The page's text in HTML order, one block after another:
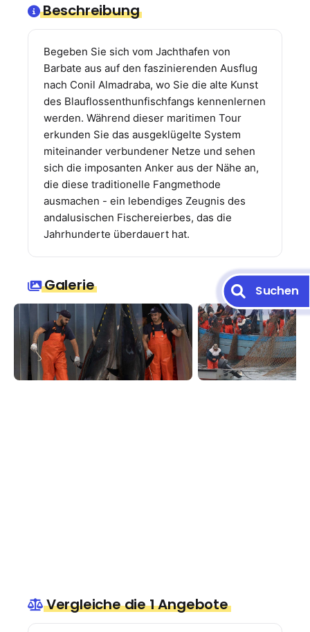
Beschreibung
Begeben Sie sich vom Jachthafen von
Barbate aus auf den faszinierenden Ausflug
nach Conil Almadraba, wo Sie die alte Kunst
des Blauflossenthunfischfangs kennenlernen
werden. Während dieser maritimen Tour
erkunden Sie das ausgeklügelte System
miteinander verbundener Netze und sehen
sich die imposanten Anker aus der Nähe an,
die diese traditionelle Fangmethode
ausmachen - ein lebendiges Zeugnis des
andalusischen Fischereierbes, das die
Jahrhunderte überdauert hat.
Galerie
Vergleiche die 1 Angebote
Suchen